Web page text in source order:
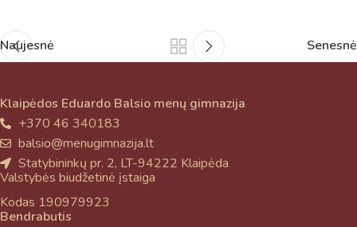
Naujesnė Senesnė
Klaipėdos Eduardo Balsio menų gimnazija
+370 46 340183
balsio@menugimnazija.lt
Statybininkų pr. 2, LT-94222 Klaipėda
Valstybės biudžetinė įstaiga
Kodas 190979923
Bendrabutis